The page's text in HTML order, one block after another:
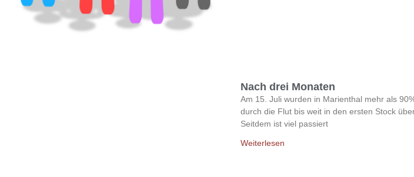
Nach drei Monaten
Am 15. Juli wurden in Marienthal mehr als
durch die Flut bis weit in den ersten Stock
Seitdem ist viel passiert
Weiterlesen